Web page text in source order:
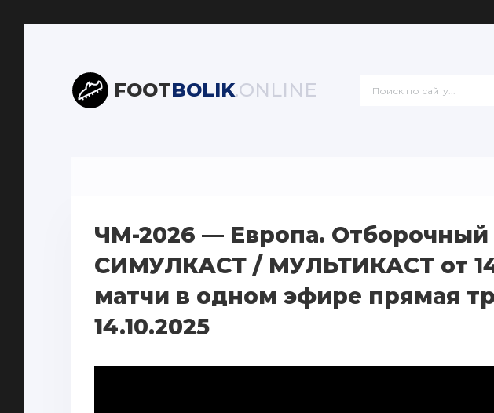
FOOTBOLIK.ONLINE
ЧМ-2026 — Европа. Отборочный
СИМУЛКАСТ / МУЛЬТИКАСТ от
матчи в одном эфире прямая
14.10.2025